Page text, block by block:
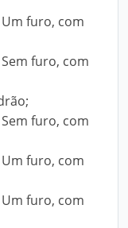
Um furo, com
furo, com
furo, com
Um furo, com
Um furo, com